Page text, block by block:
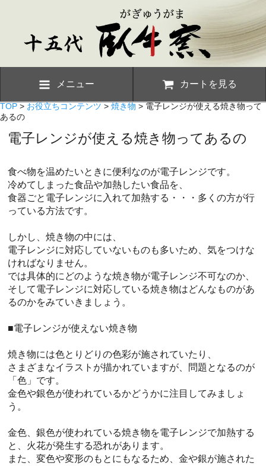
メニュー カートを見る
TOP > お役立ちコンテンツ > 焼き物 > 電子レンジが使える焼き物って
あるの
電子レンジが使える焼き物ってあるの
食べ物を温めたいときに便利なのが電子レンジです。
冷めてしまった食品や加熱したい食品を、
食器ごと電子レンジに入れて加熱する・・・多くの方が行
っている方法です。
しかし、焼き物の中には、
電子レンジに対応していないものも多いため、気をつけな
ければなりません。
では具体的にどのような焼き物が電子レンジ不可なのか、
そして電子レンジに対応している焼き物はどんなものがあ
るのかをみていきましょう。
■電子レンジが使えない焼き物
焼き物には色とりどりの色彩が施されていたり、
さまざまなイラストが描かれていますが、問題となるのが
「色」です。
金色や銀色が使われているかどうかに注目してみましょ
う。
金色、銀色が使われている焼き物を電子レンジで加熱する
と、火花が発生する恐れがあります。
また、変色や変形のもとにもなるため、金や銀が施された